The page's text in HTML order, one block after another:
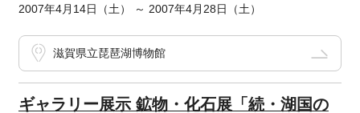
2007年4月14日（土） ～ 2007年4月28日（土）
滋賀県立琵琶湖博物館
ギャラリー展示 鉱物・化石展「続・湖国の